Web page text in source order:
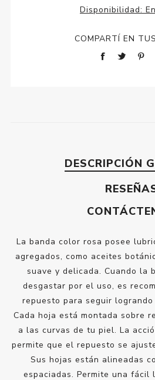
Disponibilidad:
COMPARTÍ EN
DESCRIPCIÓN
La banda color rosa posee
agregados, como aceites
suave y delicada. Cuando la
desgastar por el uso, es
repuesto para seguir
Cada hoja está montada sobre
a las curvas de tu piel. La
permite que el repuesto se
Sus hojas están alineadas
espaciadas. Permite una fácil